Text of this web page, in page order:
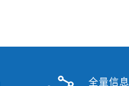
全量信息